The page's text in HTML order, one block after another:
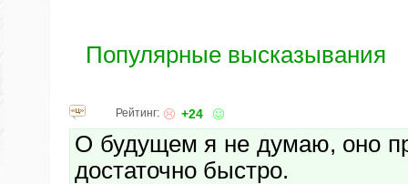
Популярные высказывания
Рейтинг: +24
О будущем я не думаю, оно
достаточно быстро.